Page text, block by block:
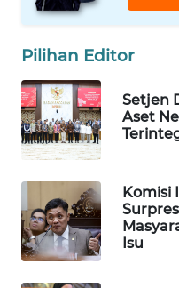
Pilihan Editor
Setjen
Aset
Komisi
Isu
WAHANA
WISATA
LAPAK
WAHANA
Network
KONSUMEN
LISTRIK